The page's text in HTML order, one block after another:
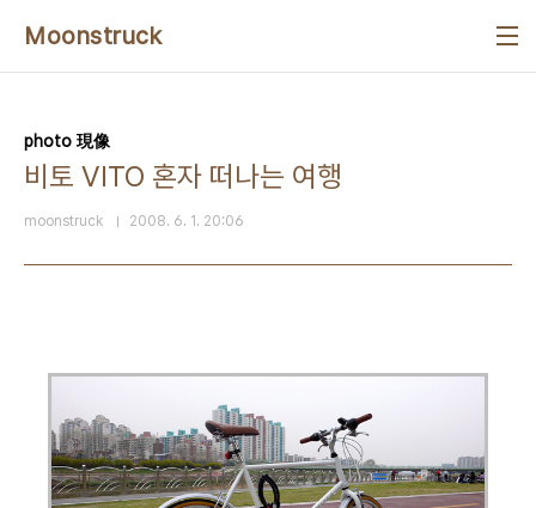
Moonstruck
photo 現像
비토 VITO 혼자 떠나는 여행
moonstruck 2008. 6. 1. 20:06